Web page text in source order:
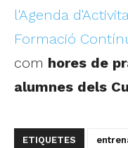
l'Agenda
Formació
com hores de
alumnes dels
ETIQUETES